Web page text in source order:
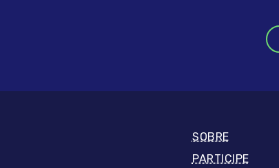
SOBRE
PARTICIPE